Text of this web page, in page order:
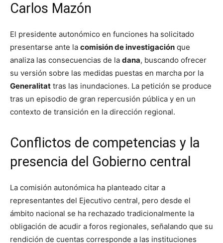
Carlos Mazón
El presidente autonómico en funciones ha solicitado
presentarse ante la comisión de investigación que
analiza las consecuencias de la dana, buscando ofrecer
su versión sobre las medidas puestas en marcha por la
Generalitat tras las inundaciones. La petición se produce
tras un episodio de gran repercusión pública y en un
contexto de transición en la dirección regional.
Conflictos de competencias y la
presencia del Gobierno central
La comisión autonómica ha planteado citar a
representantes del Ejecutivo central, pero desde el
ámbito nacional se ha rechazado tradicionalmente la
obligación de acudir a foros regionales, señalando que su
rendición de cuentas corresponde a las instituciones